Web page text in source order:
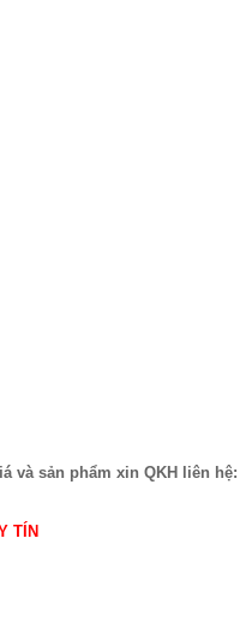
và sản phẩm xin QKH liên hệ:
TÍN